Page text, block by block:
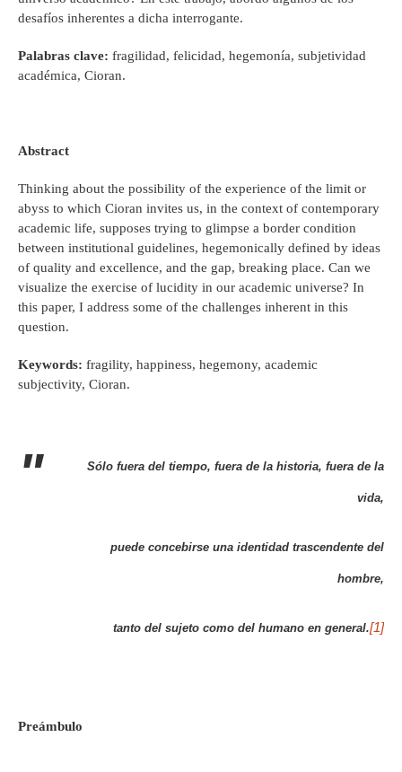
desafíos inherentes a dicha interrogante.
Palabras clave: fragilidad, felicidad, hegemonía, subjetividad
académica, Cioran.
Abstract
Thinking about the possibility of the experience of the limit or
abyss to which Cioran invites us, in the context of contemporary
academic life, supposes trying to glimpse a border condition
between institutional guidelines, hegemonically defined by ideas
of quality and excellence, and the gap, breaking place. Can we
visualize the exercise of lucidity in our academic universe? In
this paper, I address some of the challenges inherent in this
question.
Keywords: fragility, happiness, hegemony, academic
subjectivity, Cioran.
Sólo fuera del tiempo, fuera de la historia, fuera de la
vida,
puede concebirse una identidad trascendente del
hombre,
tanto del sujeto como del humano en general.[1]
Preámbulo